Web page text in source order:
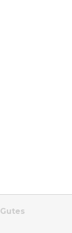
Gutes